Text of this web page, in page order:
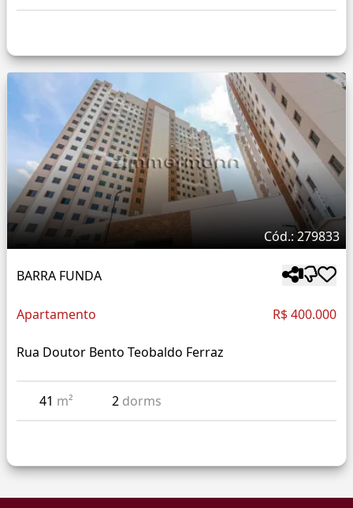
Cód.: 279833
BARRA FUNDA
Apartamento R$ 400.000
Rua Doutor Bento Teobaldo Ferraz
41 m² 2 dorms